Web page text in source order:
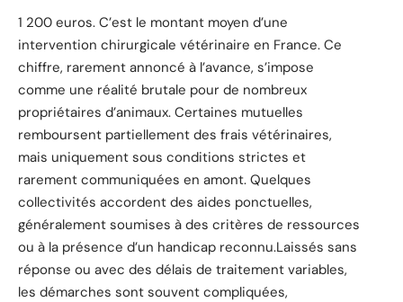
1 200 euros. C’est le montant moyen d’une
intervention chirurgicale vétérinaire en France. Ce
chiffre, rarement annoncé à l’avance, s’impose
comme une réalité brutale pour de nombreux
propriétaires d’animaux. Certaines mutuelles
remboursent partiellement des frais vétérinaires,
mais uniquement sous conditions strictes et
rarement communiquées en amont. Quelques
collectivités accordent des aides ponctuelles,
généralement soumises à des critères de ressources
ou à la présence d’un handicap reconnu.Laissés sans
réponse ou avec des délais de traitement variables,
les démarches sont souvent compliquées,